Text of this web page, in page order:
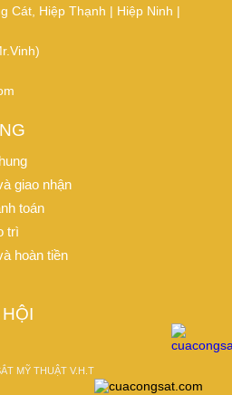
Cát, Hiệp Thạnh | Hiệp Ninh |
(Mr.Vinh)
giao nhận
toán
trì
hoàn tiền
MỸ THUẬT V.H.T